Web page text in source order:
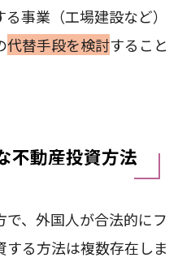
事業（工場建設など）
代替手段を検討すること
不動産投資方法
、外国人が合法的にフ
る方法は複数存在しま